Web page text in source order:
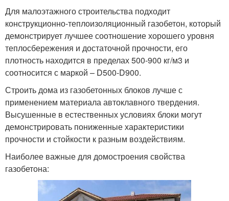
Для малоэтажного строительства подходит
конструкционно-теплоизоляционный газобетон, который
демонстрирует лучшее соотношение хорошего уровня
теплосбережения и достаточной прочности, его
плотность находится в пределах 500-900 кг/м3 и
соотносится с маркой – D500-D900.
Строить дома из газобетонных блоков лучше с
применением материала автоклавного твердения.
Высушенные в естественных условиях блоки могут
демонстрировать пониженные характеристики
прочности и стойкости к разным воздействиям.
Наиболее важные для домостроения свойства
газобетона: